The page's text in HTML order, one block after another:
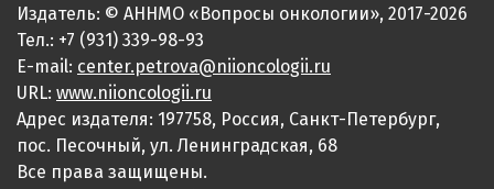
Издатель: © АННМО «Вопросы онкологии», 2017-2026
Тел.: +7 (931) 339-98-93
E-mail: center.petrova@niioncologii.ru
URL: www.niioncologii.ru
Адрес издателя: 197758, Россия, Санкт-Петербург,
пос. Песочный, ул. Ленинградская, 68
Все права защищены.